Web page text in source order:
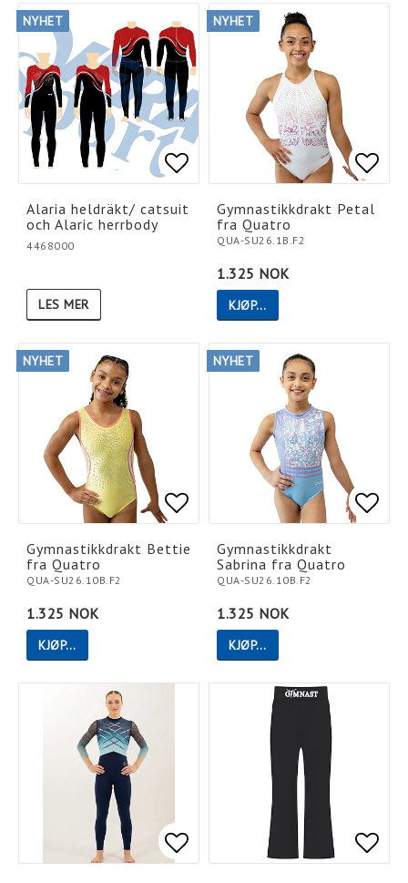
NYHET
Add to list of favorites
Add to list of favorites
Alaria heldräkt/ catsuit
och Alaric herrbody
4468000
LES MER
NYHET
Add
Add
Gymnastikkdrakt Petal
fra Quatro
QUA-SU26.1B.F2
1.325 NOK
KJØP…
NYHET
Add to list of favorites
Add to list of favorites
Gymnastikkdrakt Bettie
fra Quatro
QUA-SU26.10B.F2
1.325 NOK
KJØP…
NYHET
Gymnastikkdrakt
Sabrina fra Quatro
QUA-SU26.10B.F2
1.325 NOK
KJØP…